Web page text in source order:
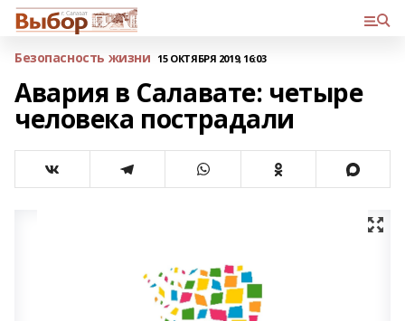
Безопасность жизни 15 ОКТЯБРЯ 2019, 16:03
Авария в Салавате: четыре
человека пострадали